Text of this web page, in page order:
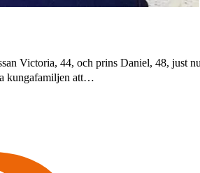
Victoria, 44, och prins Daniel, 48, just
kungafamiljen att…